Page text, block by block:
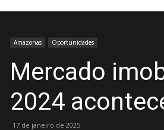
Amazonas Oportunidades
Mercado
2024
17 de janeiro de 2025